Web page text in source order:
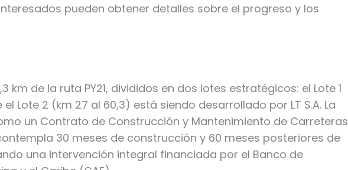
pueden obtener detalles sobre el progreso y los
km de la ruta PY21, divididos en dos lotes estratégicos: el Lote 1
Lote 2 (km 27 al 60,3) está siendo desarrollado por LT S.A. La
un Contrato de Construcción y Mantenimiento de Carreteras
30 meses de construcción y 60 meses posteriores de
una intervención integral financiada por el Banco de